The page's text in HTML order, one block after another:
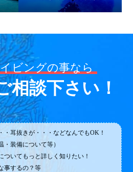
ビングの事なら
相談下さい！
・耳抜きが・・・などなんでもOK！
・装備について等）
ついてもっと詳しく知りたい！
事するの？等